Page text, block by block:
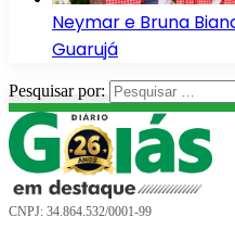
Neymar e Bruna
Guarujá
Pesquisar por:
CNPJ: 34.864.532/0001-99